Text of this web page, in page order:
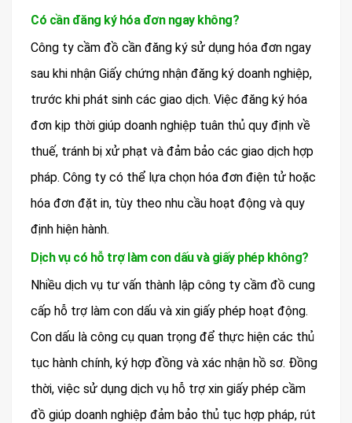
Có cần đăng ký hóa đơn ngay không?
Công ty cầm đồ cần đăng ký sử dụng hóa đơn ngay
sau khi nhận Giấy chứng nhận đăng ký doanh nghiệp,
trước khi phát sinh các giao dịch. Việc đăng ký hóa
đơn kịp thời giúp doanh nghiệp tuân thủ quy định về
thuế, tránh bị xử phạt và đảm bảo các giao dịch hợp
pháp. Công ty có thể lựa chọn hóa đơn điện tử hoặc
hóa đơn đặt in, tùy theo nhu cầu hoạt động và quy
định hiện hành.
Dịch vụ có hỗ trợ làm con dấu và giấy phép không?
Nhiều dịch vụ tư vấn thành lập công ty cầm đồ cung
cấp hỗ trợ làm con dấu và xin giấy phép hoạt động.
Con dấu là công cụ quan trọng để thực hiện các thủ
tục hành chính, ký hợp đồng và xác nhận hồ sơ. Đồng
thời, việc sử dụng dịch vụ hỗ trợ xin giấy phép cầm
đồ giúp doanh nghiệp đảm bảo thủ tục hợp pháp, rút